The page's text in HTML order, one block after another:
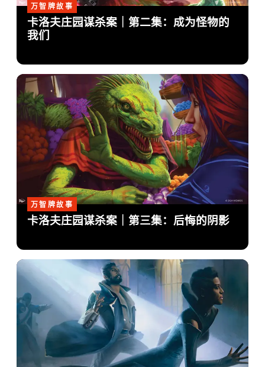
万智牌故事
卡洛夫庄园谋杀案｜第二集：成为怪物的
我们
万智牌故事
卡洛夫庄园谋杀案｜第三集：后悔的阴影